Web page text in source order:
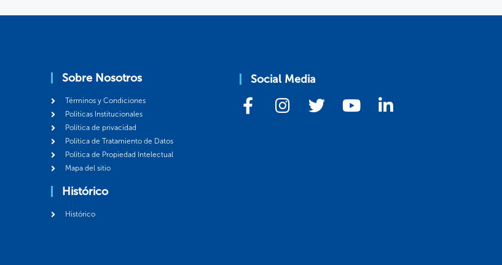
Sobre Nosotros
Términos y Condiciones
Politicas Institucionales
Política de privacidad
Política de Tratamiento de Datos
Política de Propiedad Intelectual
Mapa del sitio
Histórico
Histórico
Social Media